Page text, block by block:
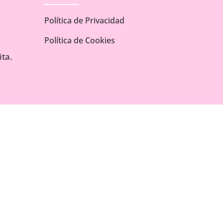
Política de Privacidad
Política de Cookies